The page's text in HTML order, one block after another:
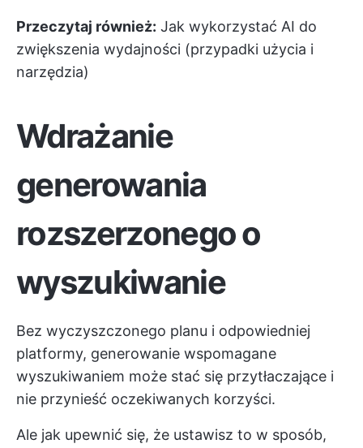
Przeczytaj również: Jak wykorzystać AI do
zwiększenia wydajności (przypadki użycia i
narzędzia)
Wdrażanie
generowania
rozszerzonego o
wyszukiwanie
Bez wyczyszczonego planu i odpowiedniej
platformy, generowanie wspomagane
wyszukiwaniem może stać się przytłaczające i
nie przynieść oczekiwanych korzyści.
Ale jak upewnić się, że ustawisz to w sposób,